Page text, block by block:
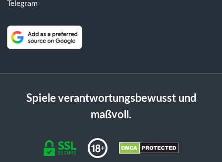
Telegram
Spiele verantwortungsbewusst und
maßvoll.